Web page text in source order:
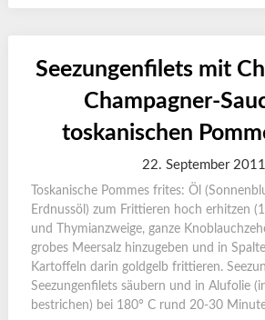
Seezungenfilets mit
Champagner-
toskanischen
22. September 2011
Toskanische Pommes frites: Öl
Erdnussöl) zum Frittieren hoch erhitzen
und Thymianzweige, ganze
grobes Meersalz hinzugeben und in
Kartoffeln darin goldgelb frittieren.
Seezungenfilets säubern und in Alufolie
bestrichen) bei 180° C rund 20-30